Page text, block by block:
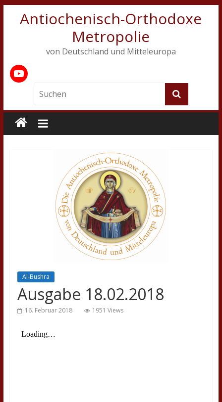
Antiochenisch-Orthodoxe
Metropolie
von Deutschland und Mitteleuropa
Al-Bushra
Ausgabe 18.02.2018
16. Februar 2018 1951 Views